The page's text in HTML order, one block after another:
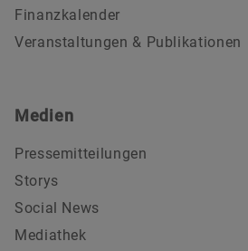
Finanzkalender
Veranstaltungen & Publikationen
Medien
Pressemitteilungen
Storys
Social News
Mediathek